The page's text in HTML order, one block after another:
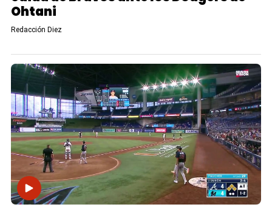
Ohtani
Redacción Diez